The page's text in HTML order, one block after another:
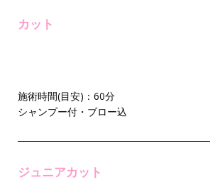
カット
施術時間(目安)：60分
シャンプー付・ブロー込
ジュニアカット